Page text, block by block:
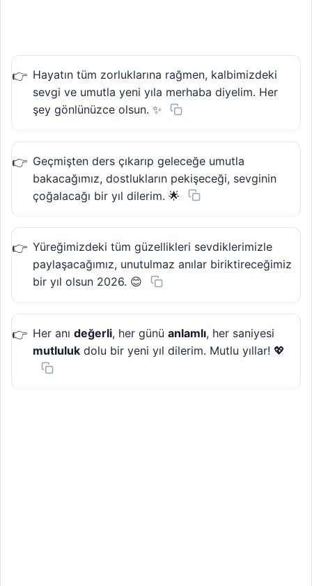
Hayatın tüm zorluklarına rağmen, kalbimizdeki
sevgi ve umutla yeni yıla merhaba diyelim. Her
şey gönlünüzce olsun. ✨
Geçmişten ders çıkarıp geleceğe umutla
bakacağımız, dostlukların pekişeceği, sevginin
çoğalacağı bir yıl dilerim. 🌟
Yüreğimizdeki tüm güzellikleri sevdiklerimizle
paylaşacağımız, unutulmaz anılar biriktireceğimiz
bir yıl olsun 2026. 😊
Her anı değerli, her günü anlamlı, her saniyesi
mutluluk dolu bir yeni yıl dilerim. Mutlu yıllar! 💖